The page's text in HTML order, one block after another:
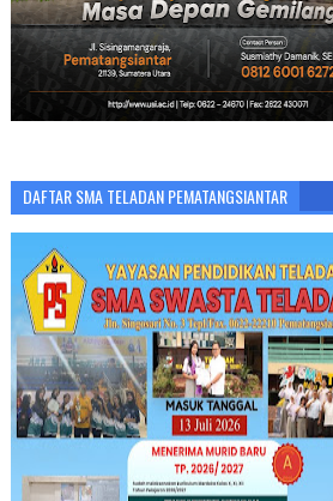
DAFTAR SMA TELADAN PEMATANGSIANTAR